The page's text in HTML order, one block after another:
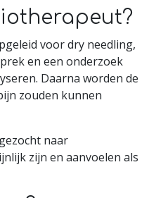
voor dry needling,
en een onderzoek
Daarna worden de
zouden kunnen
naar
zijn en aanvoelen als